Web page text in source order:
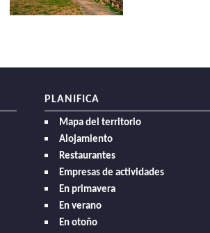
PLANIFICA
Mapa del territorio
Alojamiento
Restaurantes
Empresas de actividades
En primavera
En verano
En otoño